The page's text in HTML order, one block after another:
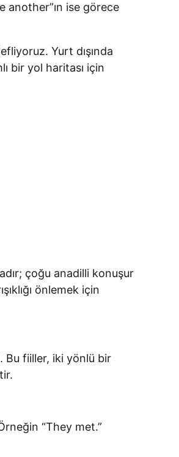
another”ın ise görece
Yurt dışında
bir yol haritası için
çoğu anadilli konuşur
önlemek için
Bu fiiller, iki yönlü bir
“They met.”